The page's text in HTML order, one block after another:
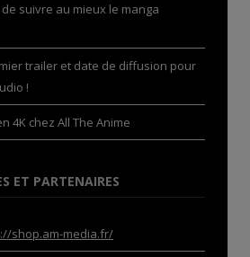
suivre au mieux le manga
trailer et date de diffusion pour
!
4K chez All The Anime
ET PARTENAIRES
shop.am-media.fr/